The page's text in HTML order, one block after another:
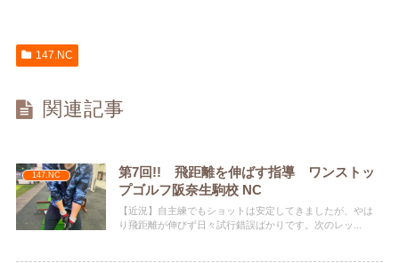
147.NC
関連記事
147.NC
第7回!! 飛距離を伸ばす指導 ワンストッ
プゴルフ阪奈生駒校 NC
【近況】自主練でもショットは安定してきましたが、やは
り飛距離が伸びず日々試行錯誤ばかりです。次のレッ...